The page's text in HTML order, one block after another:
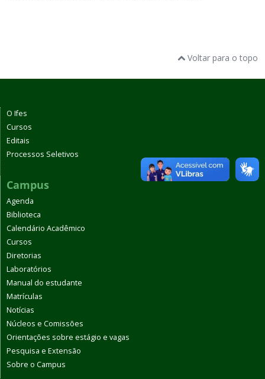
Voltar para o topo
O Ifes
Cursos
Editais
Processos Seletivos
Campus
Agenda
Biblioteca
Calendário Acadêmico
Cursos
Diretorias
Laboratórios
Manual do estudante
Matrículas
Notícias
Núcleos e Comissões
Orientações sobre estágio e vagas
Pesquisa e Extensão
Sobre o Campus